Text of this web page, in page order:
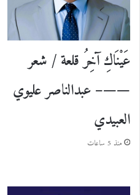
عَيْنَاكِ آخِرُ قلعة / شعر
——– عبدالناصر عليوي
العبيدي
منذ 5 ساعات